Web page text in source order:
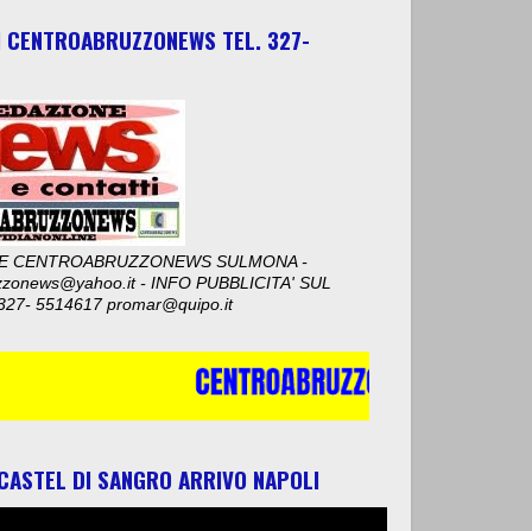
CENTROABRUZZONEWS TEL. 327-
CENTROABRUZZONEWS SULMONA -
- INFO PUBBLICITA' SUL
5514617 promar@quipo.it
DI SANGRO ARRIVO NAPOLI